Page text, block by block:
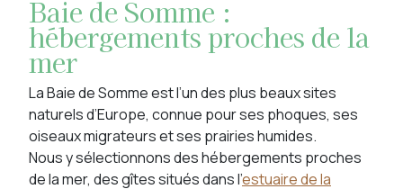
Baie de Somme :
hébergements proches de la
mer
La Baie de Somme est l’un des plus beaux sites
naturels d’Europe, connue pour ses phoques, ses
oiseaux migrateurs et ses prairies humides.
Nous y sélectionnons des hébergements proches
de la mer, des gîtes situés dans l'estuaire de la